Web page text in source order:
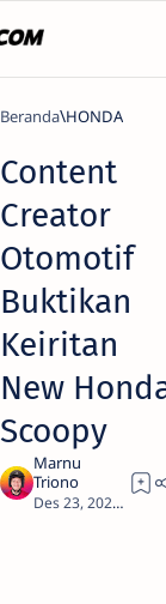
Beranda HONDA
Content
Creator
Otomotif
Buktikan
Keiritan
New
Scoopy